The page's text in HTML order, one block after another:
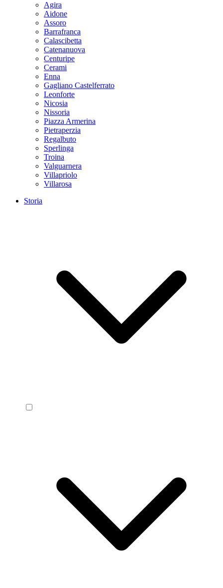
Agira
Aidone
Assoro
Barrafranca
Calascibetta
Catenanuova
Centuripe
Cerami
Enna
Gagliano Castelferrato
Leonforte
Nicosia
Nissoria
Piazza Armerina
Pietraperzia
Regalbuto
Sperlinga
Troina
Valguarnera
Villapriolo
Villarosa
Storia